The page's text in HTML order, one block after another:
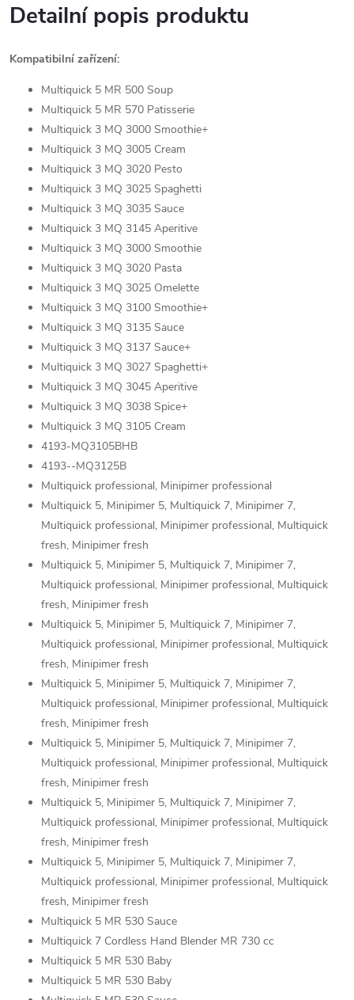
Detailní popis produktu
Kompatibilní zařízení:
Multiquick 5 MR 500 Soup
Multiquick 5 MR 570 Patisserie
Multiquick 3 MQ 3000 Smoothie+
Multiquick 3 MQ 3005 Cream
Multiquick 3 MQ 3020 Pesto
Multiquick 3 MQ 3025 Spaghetti
Multiquick 3 MQ 3035 Sauce
Multiquick 3 MQ 3145 Aperitive
Multiquick 3 MQ 3000 Smoothie
Multiquick 3 MQ 3020 Pasta
Multiquick 3 MQ 3025 Omelette
Multiquick 3 MQ 3100 Smoothie+
Multiquick 3 MQ 3135 Sauce
Multiquick 3 MQ 3137 Sauce+
Multiquick 3 MQ 3027 Spaghetti+
Multiquick 3 MQ 3045 Aperitive
Multiquick 3 MQ 3038 Spice+
Multiquick 3 MQ 3105 Cream
4193-MQ3105BHB
4193--MQ3125B
Multiquick professional, Minipimer professional
Multiquick 5, Minipimer 5, Multiquick 7, Minipimer 7,
Multiquick professional, Minipimer professional, Multiquick
fresh, Minipimer fresh
Multiquick 5, Minipimer 5, Multiquick 7, Minipimer 7,
Multiquick professional, Minipimer professional, Multiquick
fresh, Minipimer fresh
Multiquick 5, Minipimer 5, Multiquick 7, Minipimer 7,
Multiquick professional, Minipimer professional, Multiquick
fresh, Minipimer fresh
Multiquick 5, Minipimer 5, Multiquick 7, Minipimer 7,
Multiquick professional, Minipimer professional, Multiquick
fresh, Minipimer fresh
Multiquick 5, Minipimer 5, Multiquick 7, Minipimer 7,
Multiquick professional, Minipimer professional, Multiquick
fresh, Minipimer fresh
Multiquick 5, Minipimer 5, Multiquick 7, Minipimer 7,
Multiquick professional, Minipimer professional, Multiquick
fresh, Minipimer fresh
Multiquick 5, Minipimer 5, Multiquick 7, Minipimer 7,
Multiquick professional, Minipimer professional, Multiquick
fresh, Minipimer fresh
Multiquick 5 MR 530 Sauce
Multiquick 7 Cordless Hand Blender MR 730 cc
Multiquick 5 MR 530 Baby
Multiquick 5 MR 530 Baby